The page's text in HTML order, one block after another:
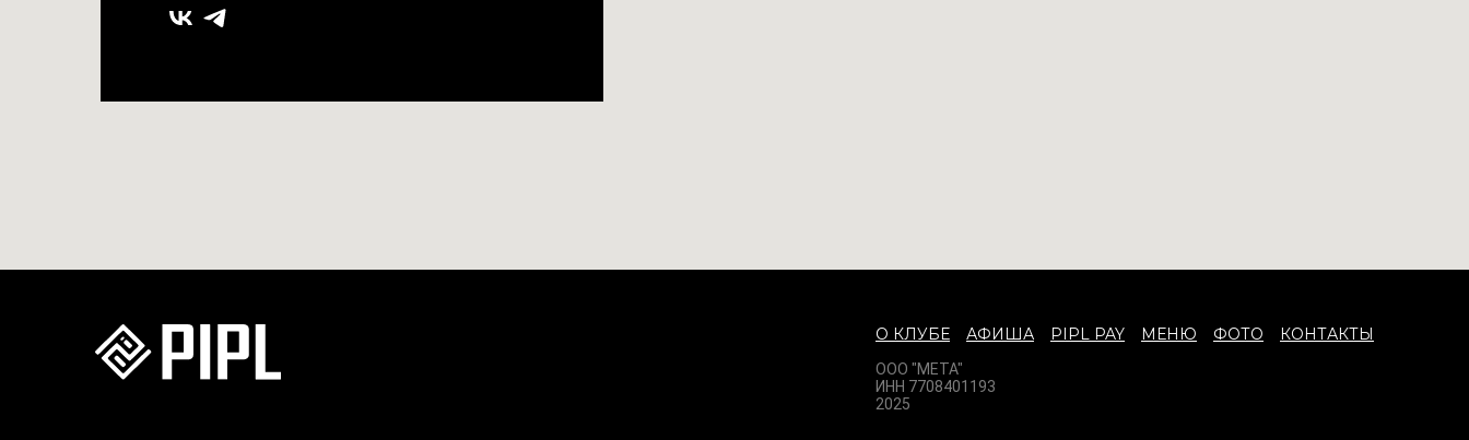
О КЛУБЕ АФИША PIPL PAY МЕНЮ ФОТО КОНТАКТЫ
ООО "МЕТА"
ИНН 7708401193
2025